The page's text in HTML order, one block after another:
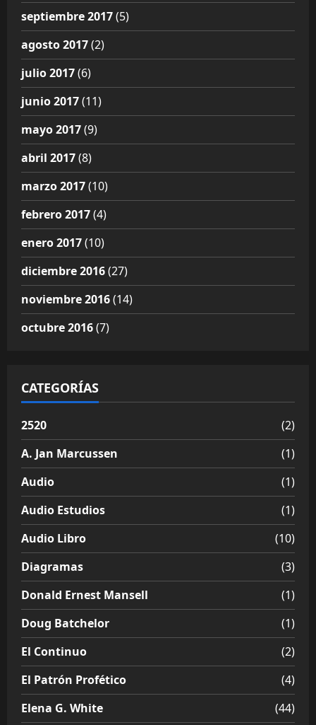
septiembre 2017(5)
agosto 2017(2)
julio 2017(6)
junio 2017(11)
mayo 2017(9)
abril 2017(8)
marzo 2017(10)
febrero 2017(4)
enero 2017(10)
diciembre 2016(27)
noviembre 2016(14)
octubre 2016(7)
CATEGORÍAS
2520
(2)
A. Jan Marcussen
(1)
Audio
(1)
Audio Estudios
(1)
Audio Libro
(10)
Diagramas
(3)
Donald Ernest Mansell
(1)
Doug Batchelor
(1)
El Continuo
(2)
El Patrón Profético
(4)
Elena G. White
(44)